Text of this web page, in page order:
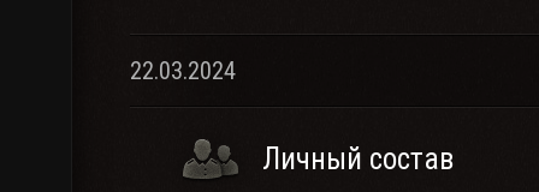
22.03.2024
Личный состав